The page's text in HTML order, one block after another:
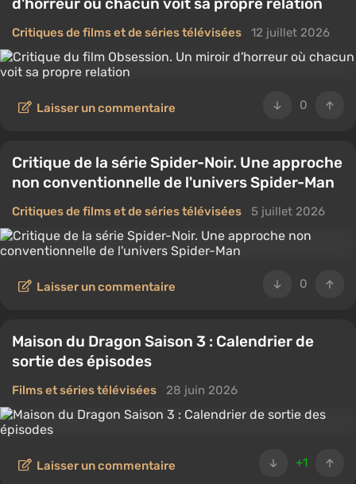
Critiques de films et de séries télévisées 12 juillet 2026
0
Laisser un commentaire
Critique de la série Spider-Noir. Une approche
non conventionnelle de l'univers Spider-Man
Critiques de films et de séries télévisées 5 juillet 2026
0
Laisser un commentaire
Maison du Dragon Saison 3 : Calendrier de
sortie des épisodes
Films et séries télévisées 28 juin 2026
+1
Laisser un commentaire